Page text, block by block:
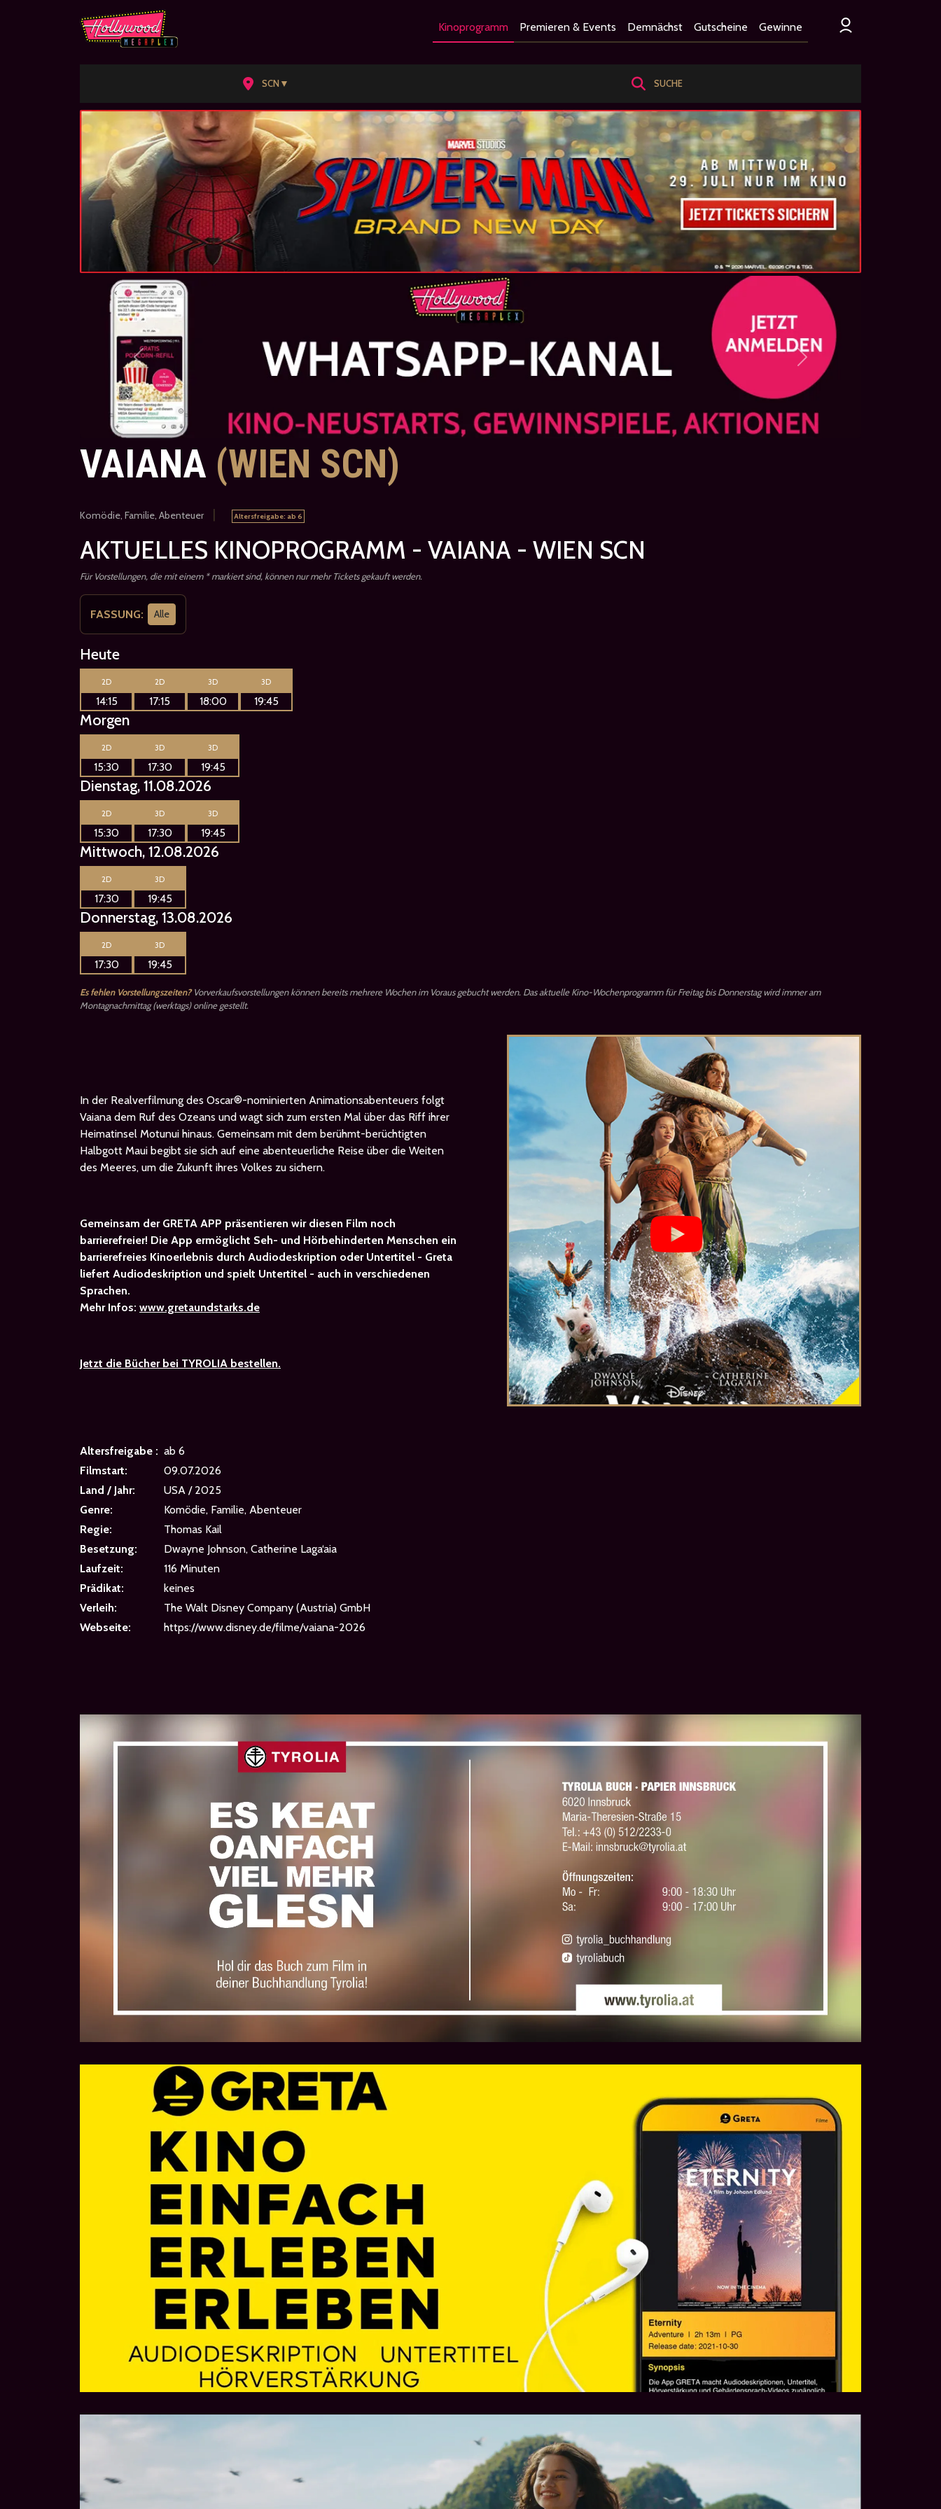
Kinoprogramm Premieren & Events Demnächst Gutscheine Gewinne
SCN ▼ SUCHE
Previous Next
VAIANA (WIEN SCN)
Komödie, Familie, Abenteuer Altersfreigabe: ab 6
AKTUELLES KINOPROGRAMM - VAIANA - WIEN SCN
Für Vorstellungen, die mit einem * markiert sind, können nur mehr Tickets gekauft werden.
FASSUNG: Alle
Heute
2D
14:15
2D
17:15
3D
18:00
3D
19:45
Morgen
2D
15:30
3D
17:30
3D
19:45
Dienstag, 11.08.2026
2D
15:30
3D
17:30
3D
19:45
Mittwoch, 12.08.2026
2D
17:30
3D
19:45
Donnerstag, 13.08.2026
2D
17:30
3D
19:45
Es fehlen Vorstellungszeiten?Vorverkaufsvorstellungen können bereits mehrere Wochen im Voraus gebucht werden. Das aktuelle Kino-Wochenprogramm für Freitag bis Donnerstag wird immer am
Montagnachmittag (werktags) online gestellt.
In der Realverfilmung des Oscar®-nominierten Animationsabenteuers folgt
Vaiana dem Ruf des Ozeans und wagt sich zum ersten Mal über das Riff ihrer
Heimatinsel Motunui hinaus. Gemeinsam mit dem berühmt-berüchtigten
Halbgott Maui begibt sie sich auf eine abenteuerliche Reise über die Weiten
des Meeres, um die Zukunft ihres Volkes zu sichern.
Gemeinsam der GRETA APP präsentieren wir diesen Film noch
barrierefreier! Die App ermöglicht Seh- und Hörbehinderten Menschen ein
barrierefreies Kinoerlebnis durch Audiodeskription oder Untertitel - Greta
liefert Audiodeskription und spielt Untertitel - auch in verschiedenen
Sprachen.
Mehr Infos: www.gretaundstarks.de
Jetzt die Bücher bei TYROLIA bestellen.
Altersfreigabe : ab 6
Filmstart:
09.07.2026
Land / Jahr:
USA / 2025
Genre:
Komödie, Familie, Abenteuer
Regie:
Thomas Kail
Besetzung:
Dwayne Johnson, Catherine Laga‘aia
Laufzeit:
116 Minuten
Prädikat:
keines
Verleih:
The Walt Disney Company (Austria) GmbH
Webseite:
https://www.disney.de/filme/vaiana-2026